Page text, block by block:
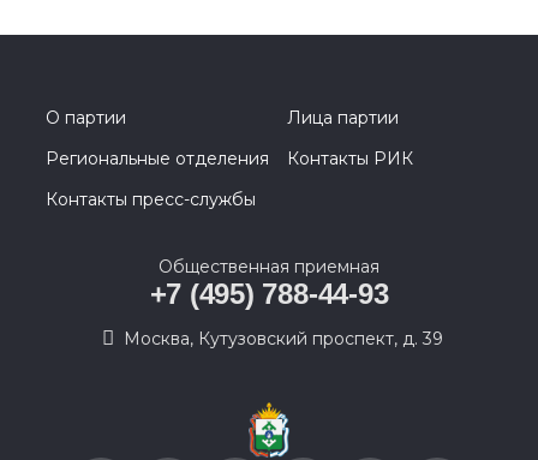
О партии
Лица партии
Региональные отделения
Контакты РИК
Контакты пресс-службы
Общественная приемная
+7 (495) 788-44-93
Москва, Кутузовский проспект, д. 39